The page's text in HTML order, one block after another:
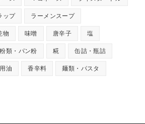
ップ ラーメンスープ
物 味噌 唐辛子 塩
粉類・パン粉 糀 缶詰・瓶詰
油 香辛料 麺類・パスタ